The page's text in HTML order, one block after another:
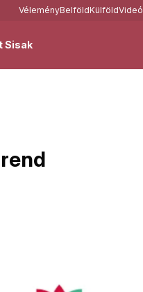
VéleményBelföldKülföldVideó
Sisak